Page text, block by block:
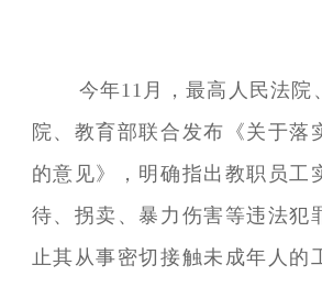
今年11月，最高人民法院
院、教育部联合发布《关于落
的意见》，明确指出教职员工
待、拐卖、暴力伤害等违法犯
止其从事密切接触未成年人的